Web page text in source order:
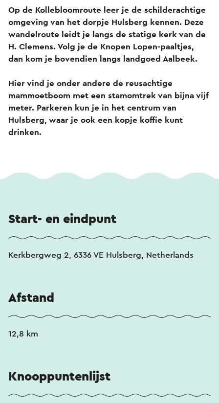
Op de Kollebloomroute leer je de schilderachtige
omgeving van het dorpje Hulsberg kennen. Deze
wandelroute leidt je langs de statige kerk van de
H. Clemens. Volg je de Knopen Lopen-paaltjes,
dan kom je bovendien langs landgoed Aalbeek.
Hier vind je onder andere de reusachtige
mammoetboom met een stamomtrek van bijna vijf
meter. Parkeren kun je in het centrum van
Hulsberg, waar je ook een kopje koffie kunt
drinken.
Start- en eindpunt
Kerkbergweg 2, 6336 VE Hulsberg, Netherlands
Afstand
12,8 km
Knooppuntenlijst